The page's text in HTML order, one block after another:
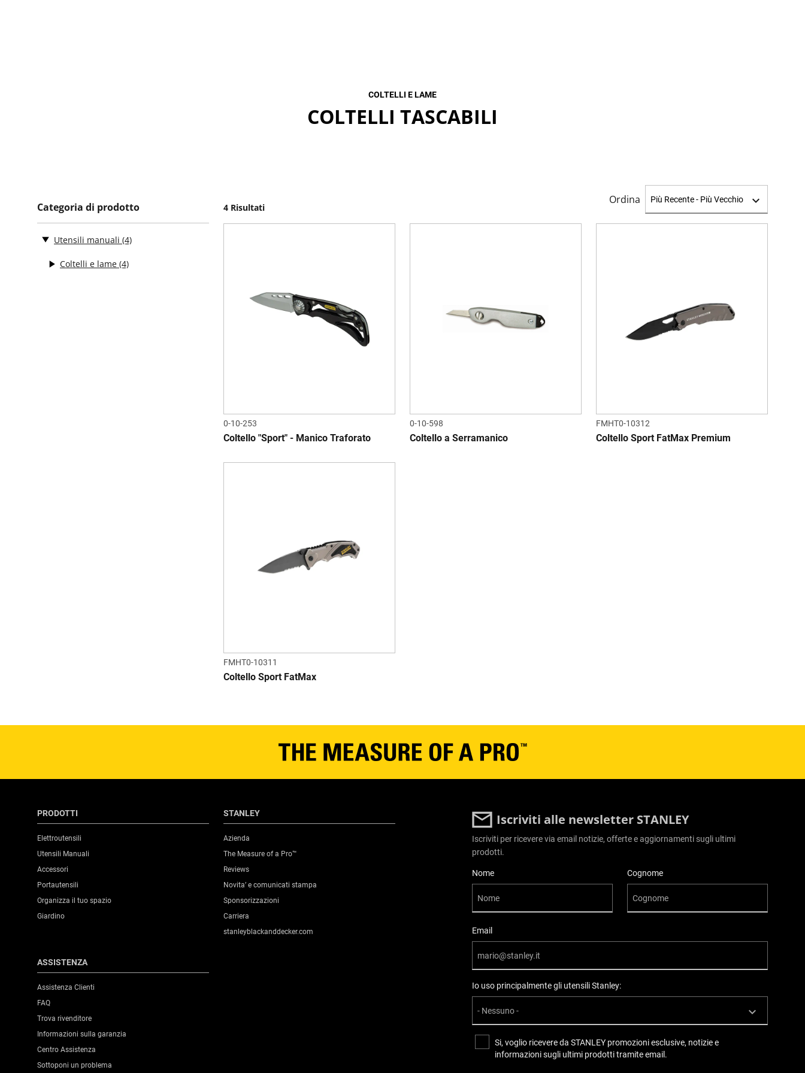
COLTELLI E LAME
COLTELLI TASCABILI
Categoria di prodotto
Utensili manuali (4)
Coltelli e lame (4)
4 Risultati
Ordina
0-10-253
Coltello "Sport" - Manico Traforato
0-10-598
Coltello a Serramanico
FMHT0-10312
Coltello Sport FatMax Premium
FMHT0-10311
Coltello Sport FatMax
PRODOTTI
Elettroutensili
Utensili Manuali
Accessori
Portautensili
Organizza il tuo spazio
Giardino
STANLEY
Azienda
The Measure of a Pro™
Reviews
Novita’ e comunicati stampa
Sponsorizzazioni
Carriera
stanleyblackanddecker.com
ASSISTENZA
Assistenza Clienti
FAQ
Trova rivenditore
Informazioni sulla garanzia
Centro Assistenza
Sottoponi un problema
Iscriviti alle newsletter STANLEY
Iscriviti per ricevere via email notizie, offerte e aggiornamenti sugli ultimi
prodotti.
User Details
Nome Cognome
Email
Io uso principalmente gli utensili Stanley:
Si, voglio ricevere da STANLEY promozioni esclusive, notizie e
informazioni sugli ultimi prodotti tramite email.